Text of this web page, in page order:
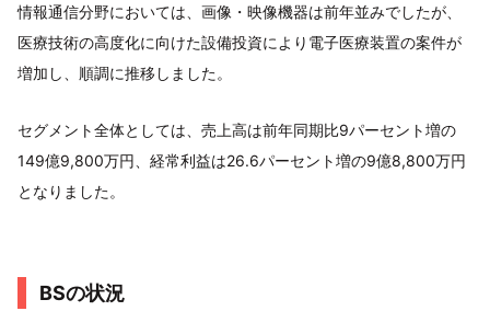
情報通信分野においては、画像・映像機器は前年並みでしたが、
医療技術の高度化に向けた設備投資により電子医療装置の案件が
増加し、順調に推移しました。
セグメント全体としては、売上高は前年同期比9パーセント増の
149億9,800万円、経常利益は26.6パーセント増の9億8,800万円
となりました。
BSの状況